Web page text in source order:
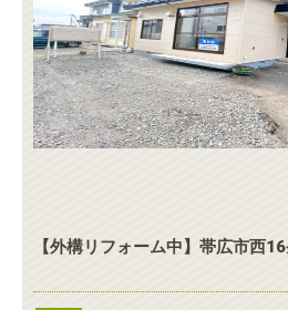
【外構リフォーム中】帯広市西